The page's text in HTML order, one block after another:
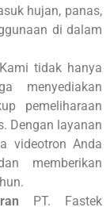
hujan, panas,
di dalam
tidak hanya
menyediakan
pemeliharaan
Dengan layanan
videotron Anda
memberikan
PT. Fastek